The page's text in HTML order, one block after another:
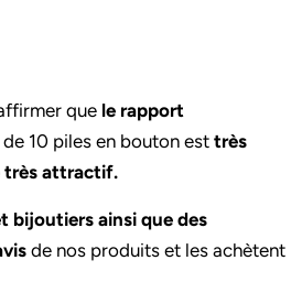
que le rapport
10 piles en bouton est très
très attractif.
bijoutiers ainsi que des
de nos produits et les achètent